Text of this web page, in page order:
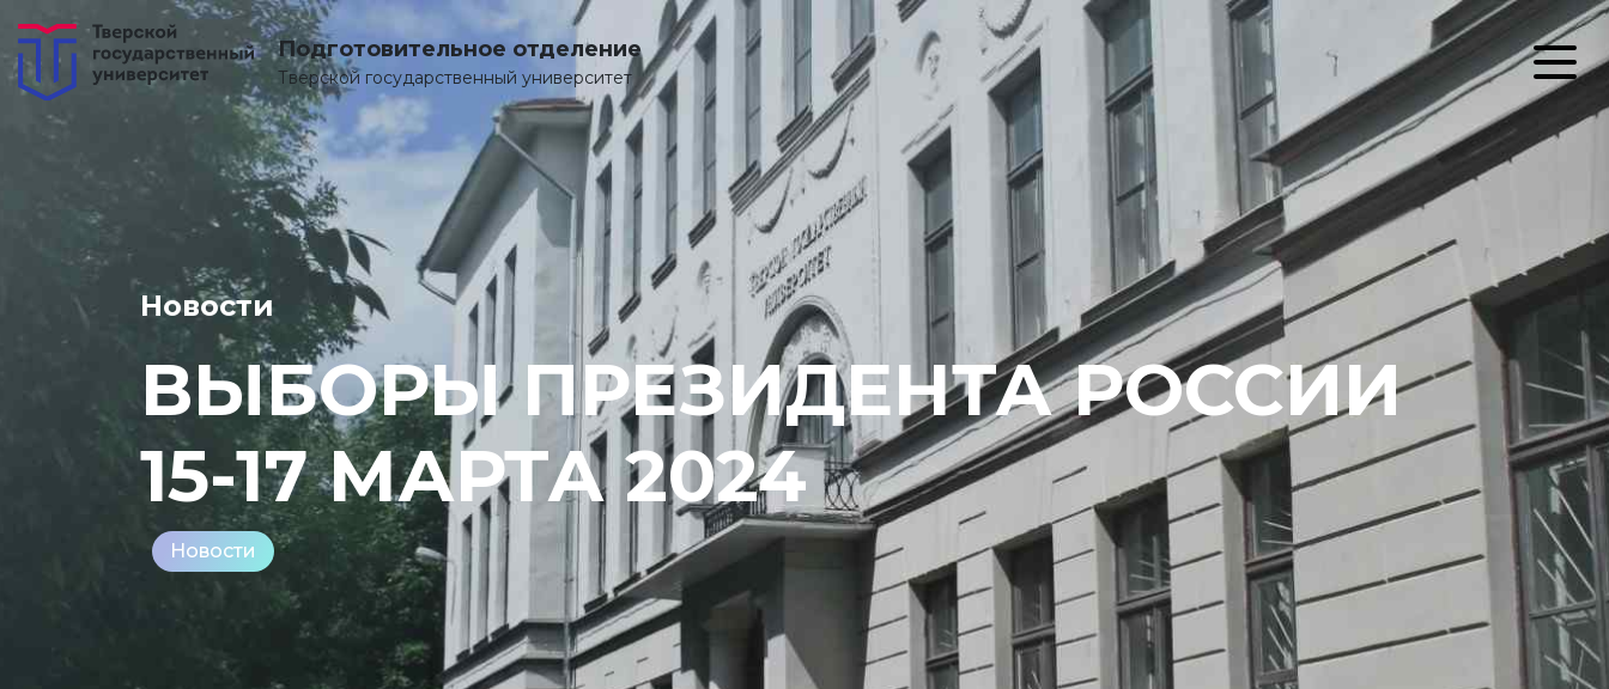
Подготовительное отделение
Тверской государственный университет
Новости
ВЫБОРЫ ПРЕЗИДЕНТА РОССИИ
15-17 МАРТА 2024
Новости